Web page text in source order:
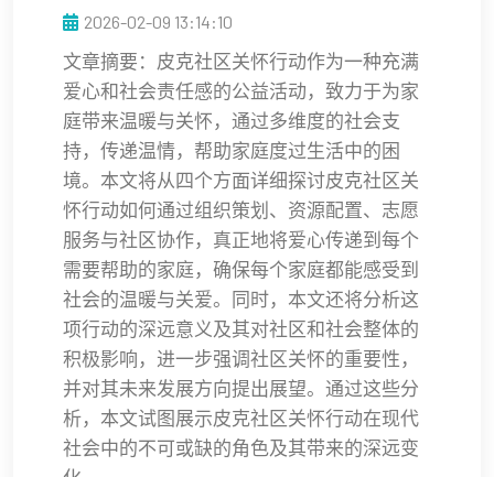
2026-02-09 13:14:10
文章摘要：皮克社区关怀行动作为一种充满
爱心和社会责任感的公益活动，致力于为家
庭带来温暖与关怀，通过多维度的社会支
持，传递温情，帮助家庭度过生活中的困
境。本文将从四个方面详细探讨皮克社区关
怀行动如何通过组织策划、资源配置、志愿
服务与社区协作，真正地将爱心传递到每个
需要帮助的家庭，确保每个家庭都能感受到
社会的温暖与关爱。同时，本文还将分析这
项行动的深远意义及其对社区和社会整体的
积极影响，进一步强调社区关怀的重要性，
并对其未来发展方向提出展望。通过这些分
析，本文试图展示皮克社区关怀行动在现代
社会中的不可或缺的角色及其带来的深远变